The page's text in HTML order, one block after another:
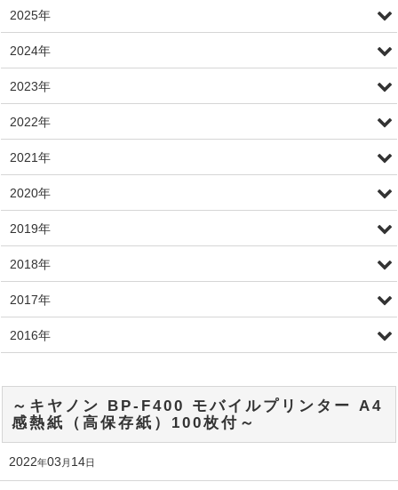
～キヤノン BP-F400 モバイルプリンター A4
感熱紙（高保存紙）100枚付～
2022年03 月 14日
2025年
2024年
2023年
2022年
2021年
2020年
2019年
2018年
2017年
2016年